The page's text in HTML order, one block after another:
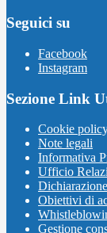
Seguici su
Facebook
Instagram
Sezione Link
Cookie
Note legali
Informativa
Ufficio
Obiettivi di
Gestione